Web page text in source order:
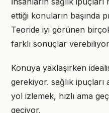
ettiği konuların başında
Teoride iyi görünen
farklı sonuçlar
Konuya yaklaşırken
gerekiyor. sağlık
yol izlemek, hızlı ama
geçiyor.